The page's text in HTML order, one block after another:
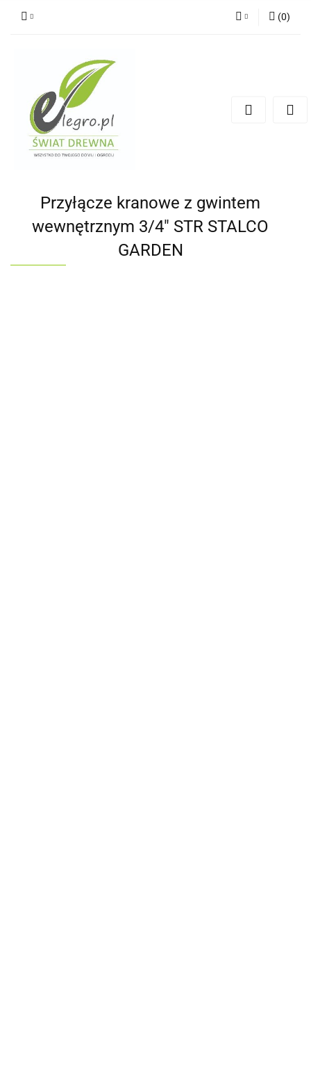
Zgody cookies
(0)
Przyłącze kranowe z gwintem
wewnętrznym 3/4" STR STALCO
GARDEN